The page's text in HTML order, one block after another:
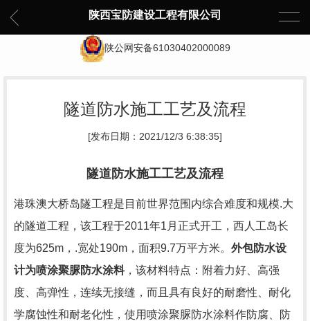
陕西宝防建设工程有限公司
陕公网安备61030402000089
隧道防水施工工艺及流程
[发布日期：2021/12/3 6:38:35]
隧道防水施工工艺及流程
港珠澳大桥岛隧工程是目前世界范围内综合难度和规模.大
的隧道工程，该工程于2011年1 月正式开工，西人工岛长
度为625m ，.宽处190m ，面积9.7万平方米。 外包防水设
计为喷涂聚脲防水涂料，该材料特点：附着力好、高强
度、高弹性，连续无接缝，而且具有良好的耐磨性、耐化
学腐蚀性和耐老化性，使用喷涂聚脲防水涂料作防腐、防